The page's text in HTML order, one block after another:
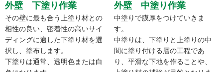
外壁 下塗り作業
その壁に最も合う上塗り材との
相性の良い、密着性の高いサイ
ディングに適した下塗り材を選
択し、塗布します。
下塗りは通常、透明色または白
外壁 中塗り作業
中塗りで膜厚をつけていきま
す。
中塗りは、下塗りと上塗りの中
間に塗り付ける層の工程であ
り、平滑な下地を作ることや、